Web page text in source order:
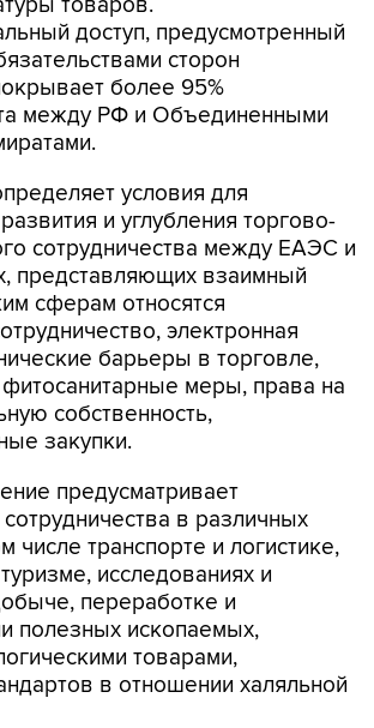
доступ, предусмотренный
сторон
более 95%
между РФ и Объединенными
условия для
и углубления торгово-
сотрудничества между ЕАЭС и
представляющих взаимный
сферам относятся
электронная
барьеры в торговле,
меры, права на
собственность,
закупки.
предусматривает
в различных
числе транспорте и логистике,
исследованиях и
переработке и
полезных ископаемых,
товарами,
в отношении халяльной